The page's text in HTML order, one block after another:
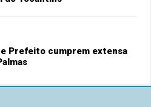
Prefeito cumprem extensa